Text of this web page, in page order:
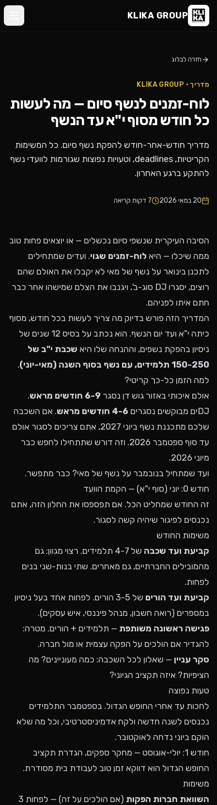
KLIKA GROUP
KLIKA
GROUP
אנחנו
הנשפים
שלנו
ביקורות
בלוג
צור
דברו
•
KLIKA
חזרה לבלוג
מדריך · KLIKA GROUP
לוח-זמנים לנשף סיום — מה לעשות
כל חודש מסוף י"א עד הנשף
מדריך חודש-אחר-חודש להפקת נשף סיום. כל המשימות
הקריטיות, deadlines, וטעויות נפוצות שגורמות לוועדי נשף
להתקע ברגע האחרון.
20 במאי 2026 7 דקות קריאה
הסיבה העיקרית שנשפי סיום נכשלים — או יוצאים פחות טוב
ממה שיכלו — היא לוח-זמנים שגוי. ועדים שמתחילים
לתכנן בינואר על נשף של מאי לא יקבלו את האולם שהם
רוצים, יסגרו DJ סוג-ב', ויגנבו את הצלם שמישהו אחר כבר
חתם איתו לפניהם.
המדריך הזה פורש בדיוק מה צריך לעשות בכל חודש, מסוף
כיתה י"א ועד יום הנשף. הוא נכתב על בסיס 12 שנים של
ניסיון בהפקת נשפים, וההנחה שלו היא שכבת י"ב של
150-250 תלמידים, עם נשף בסוף השנה (מאי-יוני)
.
למה הזמן כל-כך קריטי?
אולם איכותי באזור גוש דן נסגר 6-9 חודשים מראש
.
DJים מבוקשים נסגרים
4-6 חודשים מראש
. אם השכבה
שלכם מתכננת נשף ביוני 2027, אתם צריכים לסגור אולם
עד סוף ספטמבר 2026. וזה דורש שתתחילו לחפש כבר
מיוני 2026.
ועד שמתחיל בנובמבר על נשף של מאי? כבר מתפשר.
חודש 0: יוני (סוף י"א) — הקמת הוועד
זה החודש שמחליט הכל. אם תפספסו את החלון הזה, אתם
נכנסים לפיגור שיהיה קשה לסגור.
משימות החודש
קביעת ועד שכבה
של 4-7 תלמידים. רצוי מגוון: גם
מהמובילים החברתיים, גם מאחרים. שתי בנות-שני בנים
לפחות.
קביעת ועד הורים
של 3-5 הורים. לפחות אחד בעל ניסיון
במספרים (רואה חשבון, מנהל פיננסי, איש עסקים).
פגישה ראשונה משותפת — תלמידים + הורים. מטרה:
להגדיר אם הולכים על הפקה עצמית או מול חברה.
סקר עניין — שאלון לכל השכבה: כמה מעוניינים? מה
הציפיות? איזה תקציב הגיוני?
טעות נפוצה
לחכות עד אחרי החופש הגדול. בספטמבר התלמידים
נכנסים לשנה חדשה ולקח אדמיניסטרטיבי, וכל מה שלא
הוקם ביוני נדחה לאוקטובר.
חודש 1: יולי-אוגוסט — מחקר ספקים, הגדרת תקציב
החופש הגדול הוא דווקא זמן טוב לעבודת בית מסודרת.
משימות
השוואת חברות הפקות
(אם הולכים על זה) — לפחות 3